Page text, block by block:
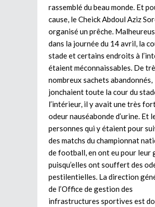
rassemblé du beau monde. Et
cause, le Cheick Abdoul Aziz
organisé un prêche.
dans la journée du 14 avril, la
stade et certains endroits à
étaient méconnaissables. De
nombreux sachets abandonnés,
jonchaient toute la cour du
l’intérieur, il y avait une très
odeur nauséabonde d’urine. Et
personnes qui y étaient pour
des matchs du championnat
de football, en ont eu pour leur
puisqu’elles ont souffert des
pestilentielles. La direction
de l’Office de gestion des
infrastructures sportives est